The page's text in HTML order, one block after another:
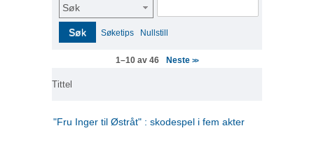
Søk
Søk Søketips Nullstill
1–10 av 46 Neste>>
Tittel
"Fru Inger til Østråt" : skodespel i fem akter